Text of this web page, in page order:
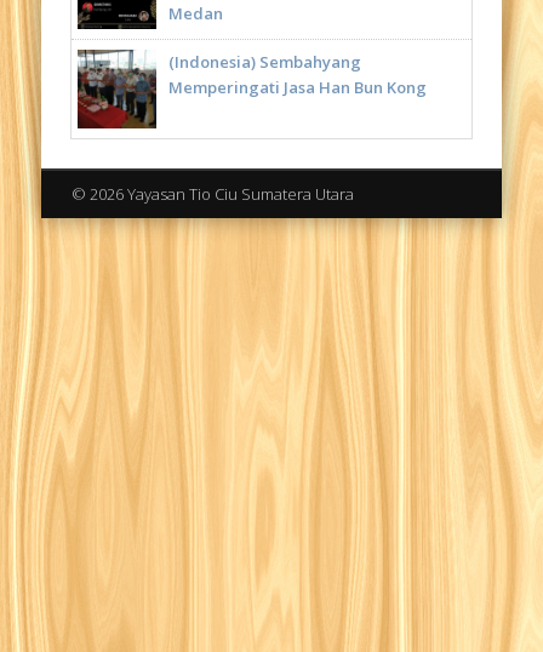
Medan
(Indonesia) Sembahyang
Memperingati Jasa Han Bun Kong
© 2026 Yayasan Tio Ciu Sumatera Utara